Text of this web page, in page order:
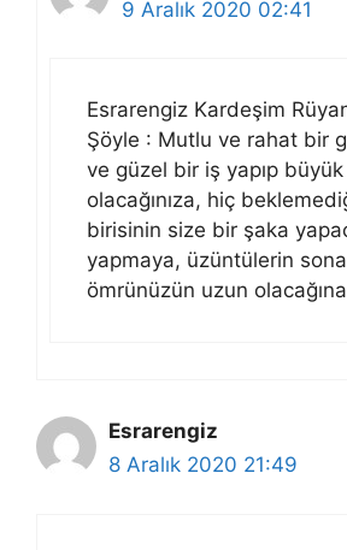
9 Aralık 2020 02:41
Esrarengiz Kardeşim
Şöyle : Mutlu ve rahat bir
ve güzel bir iş yapıp
olacağınıza, hiç
birisinin size bir şaka
yapmaya, üzüntülerin
ömrünüzün uzun
Esrarengiz
8 Aralık 2020 21:49